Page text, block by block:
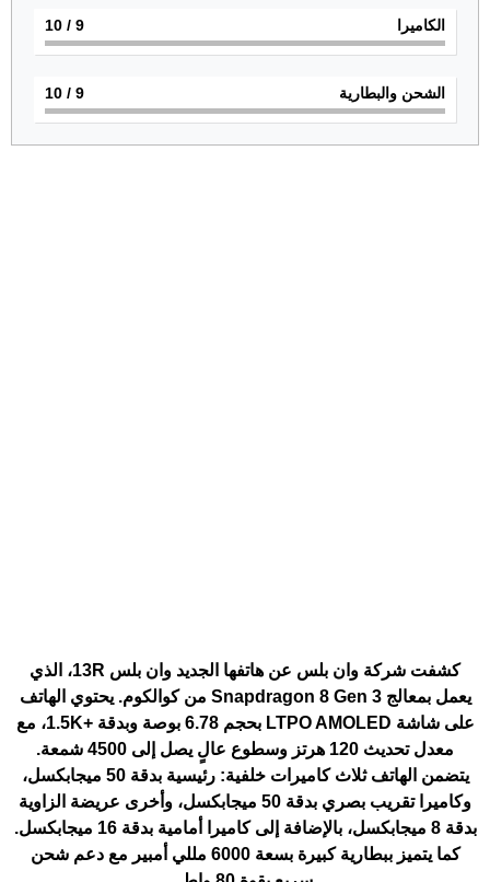
الكاميرا 9
/ 10
الشحن والبطارية 9
/ 10
كشفت شركة وان بلس عن هاتفها الجديد وان بلس 13R، الذي
يعمل بمعالج Snapdragon 8 Gen 3 من كوالكوم. يحتوي الهاتف
على شاشة LTPO AMOLED بحجم 6.78 بوصة وبدقة +1.5K، مع
معدل تحديث 120 هرتز وسطوع عالٍ يصل إلى 4500 شمعة.
يتضمن الهاتف ثلاث كاميرات خلفية: رئيسية بدقة 50 ميجابكسل،
وكاميرا تقريب بصري بدقة 50 ميجابكسل، وأخرى عريضة الزاوية
بدقة 8 ميجابكسل، بالإضافة إلى كاميرا أمامية بدقة 16 ميجابكسل.
كما يتميز ببطارية كبيرة بسعة 6000 مللي أمبير مع دعم شحن